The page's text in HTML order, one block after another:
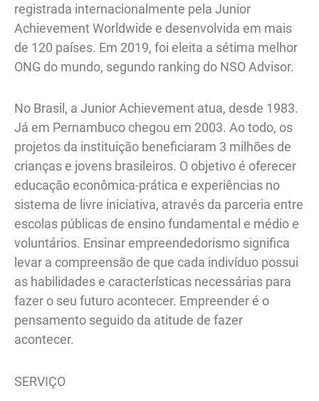
registrada internacionalmente pela Junior
Achievement Worldwide e desenvolvida em mais
de 120 países. Em 2019, foi eleita a sétima melhor
ONG do mundo, segundo ranking do NSO Advisor.
No Brasil, a Junior Achievement atua, desde 1983.
Já em Pernambuco chegou em 2003. Ao todo, os
projetos da instituição beneficiaram 3 milhões de
crianças e jovens brasileiros. O objetivo é oferecer
educação econômica-prática e experiências no
sistema de livre iniciativa, através da parceria entre
escolas públicas de ensino fundamental e médio e
voluntários. Ensinar empreendedorismo significa
levar a compreensão de que cada indivíduo possui
as habilidades e características necessárias para
fazer o seu futuro acontecer. Empreender é o
pensamento seguido da atitude de fazer
acontecer.
SERVIÇO